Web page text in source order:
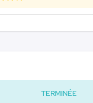
TERMINÉE